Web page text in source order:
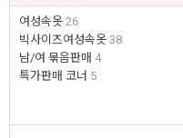
여성속옷 26
빅사이즈여성속옷 38
남/여 묶음판매 4
특가판매 코너 5